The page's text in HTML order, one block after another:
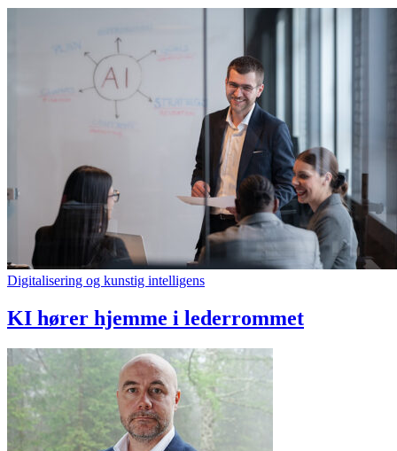
Digitalisering og kunstig intelligens
KI hører hjemme i lederrommet